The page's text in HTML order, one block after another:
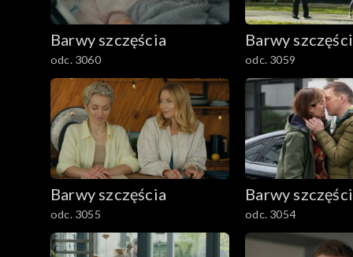
Barwy szczęścia
odc. 3060
Barwy
odc. 3059
Barwy szczęścia
odc. 3055
Barwy
odc. 3054